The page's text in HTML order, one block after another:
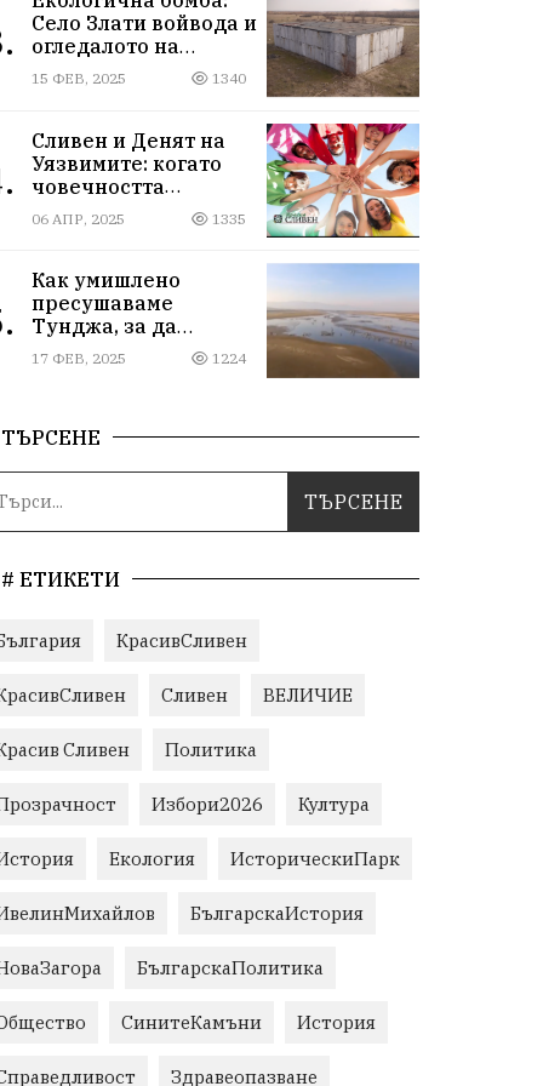
Село Злати войвода и
огледалото на
управлението
15 ФЕВ, 2025 1340
Сливен и Денят на
Уязвимите: когато
човечността
надмогва
предразсъдъците
06 АПР, 2025 1335
Как умишлено
пресушаваме
Тунджа, за да
пълним Марица и…
джобовете на частни
17 ФЕВ, 2025 1224
ТЪРСЕНЕ
# ЕТИКЕТИ
КрасивСливен
Сливен ВЕЛИЧИЕ
Сливен Политика
Избори2026 Култура
Екология ИсторическиПарк
БългарскаИстория
БългарскаПолитика
СинитеКамъни История
Здравеопазване